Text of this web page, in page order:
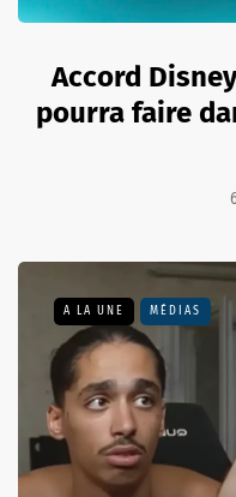
Accord
pourra faire
A LA UNE MÉDIAS